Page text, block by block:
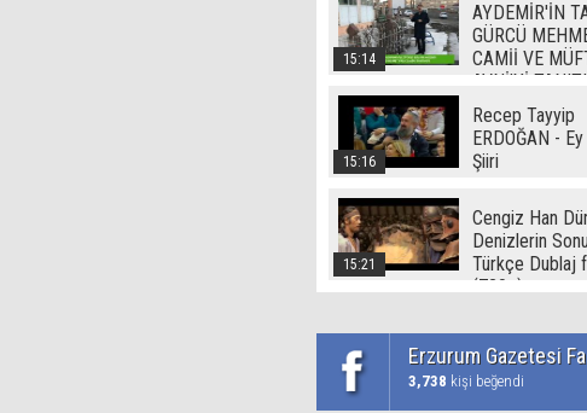
15:14
AYDEMİR'İN
GÜRCÜ
CAMİİ VE
AVNİ'Yİ
15:16
Recep Tayyip
ERDOĞAN -
Şiiri
15:21
Cengiz Han
Denizlerin
Türkçe Dublaj
(720p)
Erzurum Gazetesi
3,738 kişi beğendi